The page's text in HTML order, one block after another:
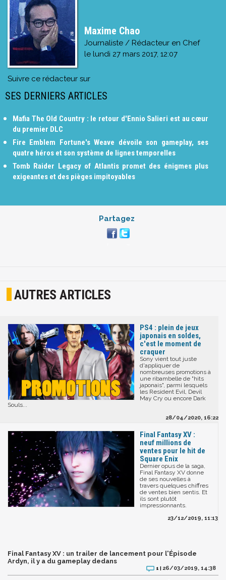
Maxime Chao
Journaliste / Rédacteur en Chef
le lundi 27 mars 2017, 12:07
Suivre ce rédacteur sur
SES DERNIERS ARTICLES
Mafia The Old Country : le retour d'Ennio Salieri est au cœur
du premier DLC
Fire Emblem Fortune's Weave dévoile son gameplay, ses
quatre héros et son système de lignes temporelles
Tomb Raider Legacy of Atlantis promet des énigmes plus
exigeantes et des pièges impitoyables
Partagez
AUTRES ARTICLES
PS4 : plein de jeux
japonais en soldes,
c'est le moment de
craquer
Sony vient tout juste
d'appliquer de
nombreuses promotions à
une ribambelle de "hits
japonais", parmi lesquels
les Resident Evil, Devil
May Cry ou encore Dark
Souls...
28/04/2020, 16:22
Final Fantasy XV :
neuf millions de
ventes pour le hit de
Square Enix
Dernier opus de la saga,
Final Fantasy XV donne
de ses nouvelles à
travers quelques chiffres
de ventes bien sentis. Et
ils sont plutôt
impressionnants.
23/12/2019, 11:13
Final Fantasy XV : un trailer de lancement pour l'Épisode
Ardyn, il y a du gameplay dedans
1 | 26/03/2019, 14:38